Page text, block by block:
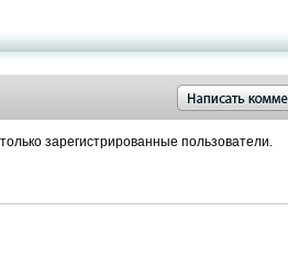
зарегистрированные пользователи.